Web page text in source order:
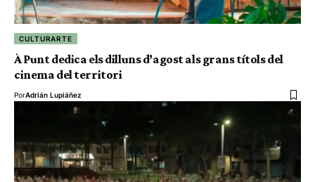
CULTURARTE
À Punt dedica els dilluns d’agost als grans títols del
cinema del territori
PorAdrián Lupiáñez